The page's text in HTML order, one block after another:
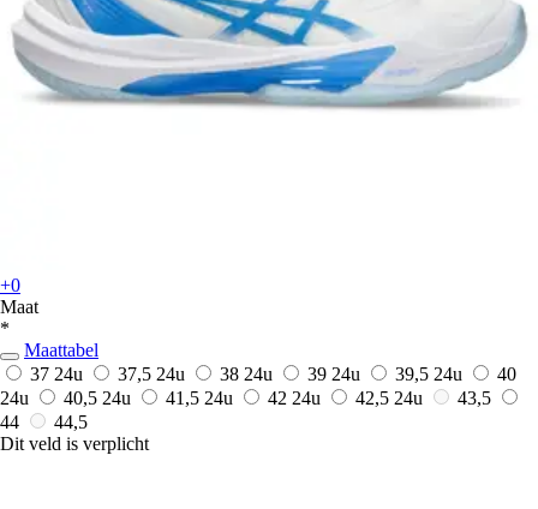
+0
Maat
*
Maattabel
37 24u 37,5 24u 38 24u 39 24u 39,5 24u
40
24u
40,5 24u 41,5 24u 42 24u 42,5 24u
43,5
44
44,5
Dit veld is verplicht